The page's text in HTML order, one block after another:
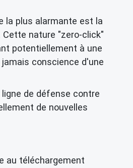
la plus alarmante est la
nature "zero-click"
potentiellement à une
conscience d'une
de défense contre
de nouvelles
au téléchargement